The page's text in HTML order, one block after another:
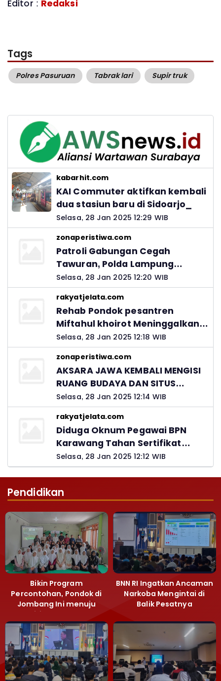
Editor : Redaksi
Tags
Polres Pasuruan Tabrak lari Supir truk
kabarhit.com
KAI Commuter aktifkan kembali
dua stasiun baru di Sidoarjo_
Selasa, 28 Jan 2025 12:29 WIB
zonaperistiwa.com
Patroli Gabungan Cegah
Tawuran, Polda Lampung
Ingatkan Peran Orang Tua
Selasa, 28 Jan 2025 12:20 WIB
rakyatjelata.com
Rehab Pondok pesantren
Miftahul khoirot Meninggalkan
Hutang Ke Material, Mantan
Kadis PUPR Harus Bertanggung
Jawab
Selasa, 28 Jan 2025 12:18 WIB
zonaperistiwa.com
AKSARA JAWA KEMBALI MENGISI
RUANG BUDAYA DAN SITUS
LELUHUR NUSANTARA
Selasa, 28 Jan 2025 12:14 WIB
rakyatjelata.com
Diduga Oknum Pegawai BPN
Karawang Tahan Sertifikat
Pemohon PTSL
Selasa, 28 Jan 2025 12:12 WIB
Pendidikan
Bikin Program
Percontohan, Pondok di
Jombang Ini menuju
Mandiri Kelola Sampah
dan Ketahanan Pangan
BNN RI Ingatkan Ancaman
Narkoba Mengintai di
Balik Pesatnya
Majalengka